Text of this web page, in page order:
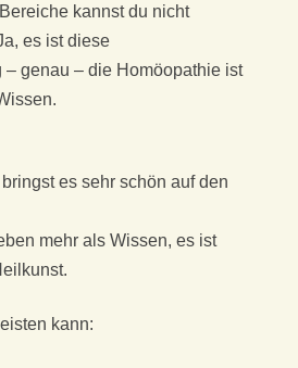
kannst du nicht
es ist diese
– genau – die Homöopathie ist
es sehr schön auf den
mehr als Wissen, es ist
kann: